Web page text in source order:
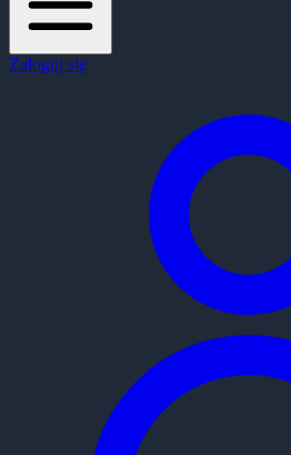
Zaloguj się